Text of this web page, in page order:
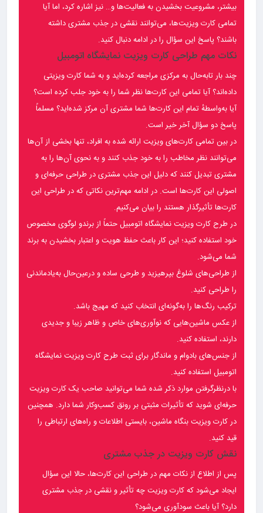
بیشتر، مشروعیت بخشیدن به فعالیت‌ها و… نیز اشاره کرد، اما آیا
تمامی کارت ویزیت‌ها، می‌توانند نقشی در جذب مشتری داشته
باشند؟ پاسخ این سؤال را در ادامه دنبال کنید.
نکات مهم طراحی کارت ویزیت نمایشگاه اتومبیل
چند بار تابه‌حال به مرکزی مراجعه کرده‌اید و به شما کارت ویزیتی
داده‌اند؟ آیا تمامی این کارت‌ها نظر شما را به خود جلب کرده است؟
آیا به‌واسطهٔ تمام این کارت‌ها شما مشتری آن مرکز شده‌اید؟ مسلماً
پاسخ دو سؤال آخر خیر است.
در بین تمامی کارت‌های ویزیت ارائه شده به افراد، تنها بخشی از آن‌ها
می‌توانند نظر مخاطب را به خود جذب کنند و به نحوی آن‌ها را به
مشتری تبدیل کنند که دلیل این جذب مشتری در طراحی حرفه‌ای و
اصولی این کارت‌ها است. در ادامه مهم‌ترین نکاتی که در طراحی این
کارت‌ها تأثیرگذار هستند را بیان می‌کنیم.
در طرح کارت ویزیت نمایشگاه اتومبیل حتماً از برندو لوگوی مخصوص
خود استفاده کنید؛ این کار باعث حفظ هویت و اعتبار بخشیدن به برند
شما می‌شود.
از طراحی‌های شلوغ بپرهیزید و طرحی ساده و درعین‌حال به‌یادماندنی
را طراحی کنید.
ترکیب رنگ‌ها را به‌گونه‌ای انتخاب کنید که مهیج باشد.
از عکس ماشین‌هایی که نوآوری‌های خاص و ظاهر زیبا و جدیدی
دارند، استفاده کنید.
از جنس‌های بادوام و ماندگار برای ثبت طرح کارت ویزیت نمایشگاه
اتومبیل استفاده کنید.
با درنظرگرفتن موارد ذکر شده شما می‌توانید صاحب یک کارت ویزیت
حرفه‌ای شوید که تأثیرات مثبتی بر رونق کسب‌وکار شما دارد. همچنین
در کارت ویزیت بنگاه ماشین، بایستی اطلاعات و راه‌های ارتباطی را
قید کنید.
نقش کارت ویزیت در جذب مشتری
پس از اطلاع از نکات مهم در طراحی این کارت‌ها، حالا این سؤال
ایجاد می‌شود که کارت ویزیت چه تأثیر و نقشی در جذب مشتری
دارد؟ آیا باعث سودآوری می‌شود؟